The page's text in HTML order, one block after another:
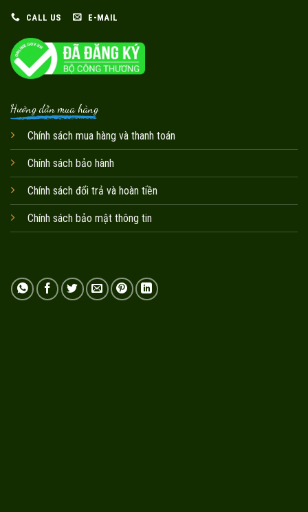
CALL US E-MAIL
Hướng dẫn mua hàng
Chính sách mua hàng và thanh toán
Chính sách bảo hành
Chính sách đổi trả và hoàn tiền
Chính sách bảo mật thông tin